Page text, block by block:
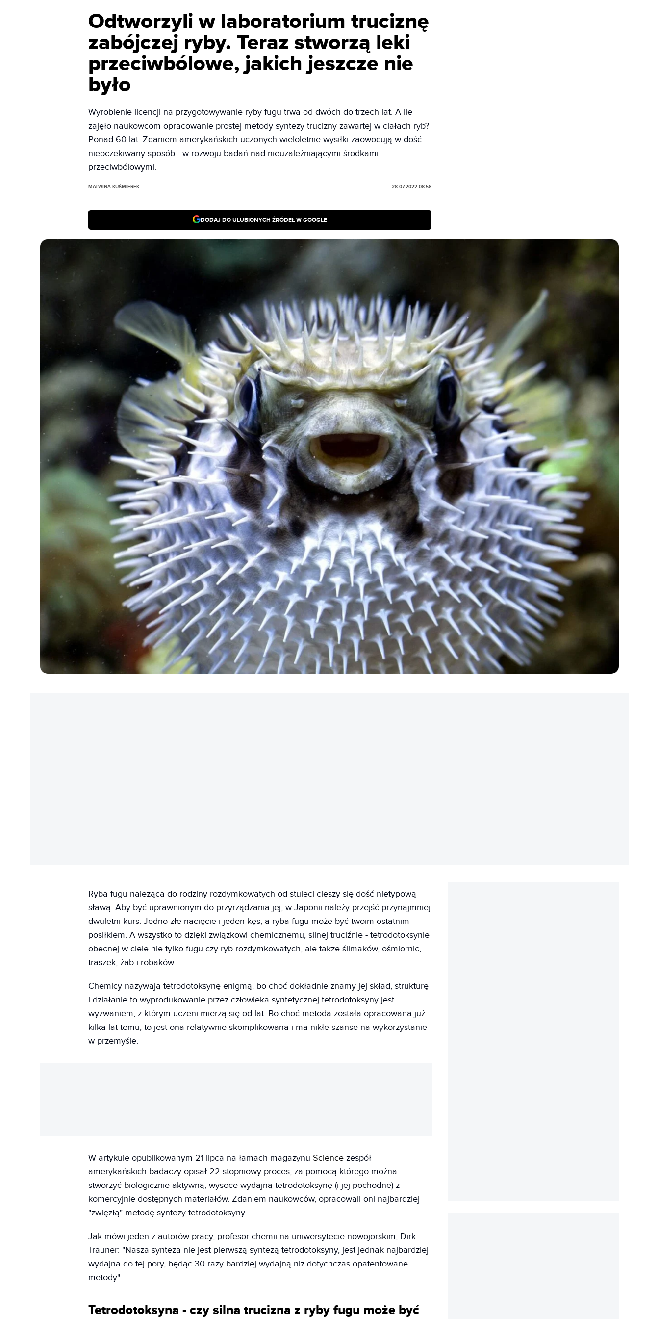
Odtworzyli w laboratorium truciznę
zabójczej ryby. Teraz stworzą leki
przeciwbólowe, jakich jeszcze nie
było
Wyrobienie licencji na przygotowywanie ryby fugu trwa od dwóch do trzech lat. A ile
zajęło naukowcom opracowanie prostej metody syntezy trucizny zawartej w ciałach ryb?
Ponad 60 lat. Zdaniem amerykańskich uczonych wieloletnie wysiłki zaowocują w dość
nieoczekiwany sposób - w rozwoju badań nad nieuzależniającymi środkami
przeciwbólowymi.
MALWINA KUŚMIEREK 28.07.2022 08:58
DODAJ DO ULUBIONYCH ŹRÓDEŁ W GOOGLE
Ryba fugu należąca do rodziny rozdymkowatych od stuleci cieszy się dość nietypową
sławą. Aby być uprawnionym do przyrządzania jej, w Japonii należy przejść przynajmniej
dwuletni kurs. Jedno złe nacięcie i jeden kęs, a ryba fugu może być twoim ostatnim
posiłkiem. A wszystko to dzięki związkowi chemicznemu, silnej truciźnie - tetrodotoksynie
obecnej w ciele nie tylko fugu czy ryb rozdymkowatych, ale także ślimaków, ośmiornic,
traszek, żab i robaków.
Chemicy nazywają tetrodotoksynę enigmą, bo choć dokładnie znamy jej skład, strukturę
i działanie to wyprodukowanie przez człowieka syntetycznej tetrodotoksyny jest
wyzwaniem, z którym uczeni mierzą się od lat. Bo choć metoda została opracowana już
kilka lat temu, to jest ona relatywnie skomplikowana i ma nikłe szanse na wykorzystanie
w przemyśle.
W artykule opublikowanym 21 lipca na łamach magazynuScience zespół
amerykańskich badaczy opisał 22-stopniowy proces, za pomocą którego można
stworzyć biologicznie aktywną, wysoce wydajną tetrodotoksynę (i jej pochodne) z
komercyjnie dostępnych materiałów. Zdaniem naukowców, opracowali oni najbardziej
"zwięzłą" metodę syntezy tetrodotoksyny.
Jak mówi jeden z autorów pracy, profesor chemii na uniwersytecie nowojorskim, Dirk
Trauner: "Nasza synteza nie jest pierwszą syntezą tetrodotoksyny, jest jednak najbardziej
wydajna do tej pory, będąc 30 razy bardziej wydajną niż dotychczas opatentowane
metody".
Tetrodotoksyna - czy silna trucizna z ryby fugu może być